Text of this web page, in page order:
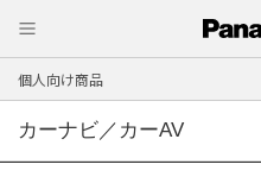
個人向け商品
カーナビ／カーAV